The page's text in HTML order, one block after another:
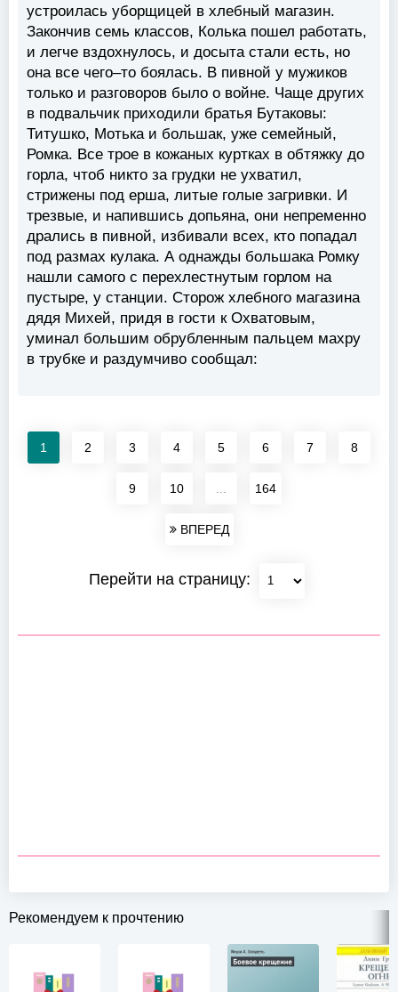
устроилась уборщицей в хлебный магазин.
Закончив семь классов, Колька пошел работать,
и легче вздохнулось, и досыта стали есть, но
она все чего–то боялась. В пивной у мужиков
только и разговоров было о войне. Чаще других
в подвальчик приходили братья Бутаковы:
Титушко, Мотька и большак, уже семейный,
Ромка. Все трое в кожаных куртках в обтяжку до
горла, чтоб никто за грудки не ухватил,
стрижены под ерша, литые голые загривки. И
трезвые, и напившись допьяна, они непременно
дрались в пивной, избивали всех, кто попадал
под размах кулака. А однажды большака Ромку
нашли самого с перехлестнутым горлом на
пустыре, у станции. Сторож хлебного магазина
дядя Михей, придя в гости к Охватовым,
уминал большим обрубленным пальцем махру
в трубке и раздумчиво сообщал:
1 2 3 4 5 6 7 8
9 10 164
ВПЕРЕД
Перейти на страницу:
Рекомендуем к прочтению